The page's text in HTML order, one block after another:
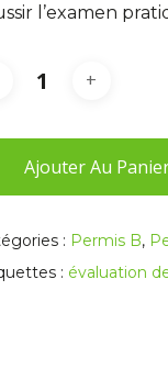
l’examen
Ajouter Au
: Permis B,
: évaluation